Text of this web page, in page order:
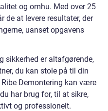
og omhu. Med over 25
de at levere resultater, der
uanset opgavens
sikkerhed er altafgørende,
du kan stole på til din
Demontering kan være
har brug for, til at sikre,
og professionelt.